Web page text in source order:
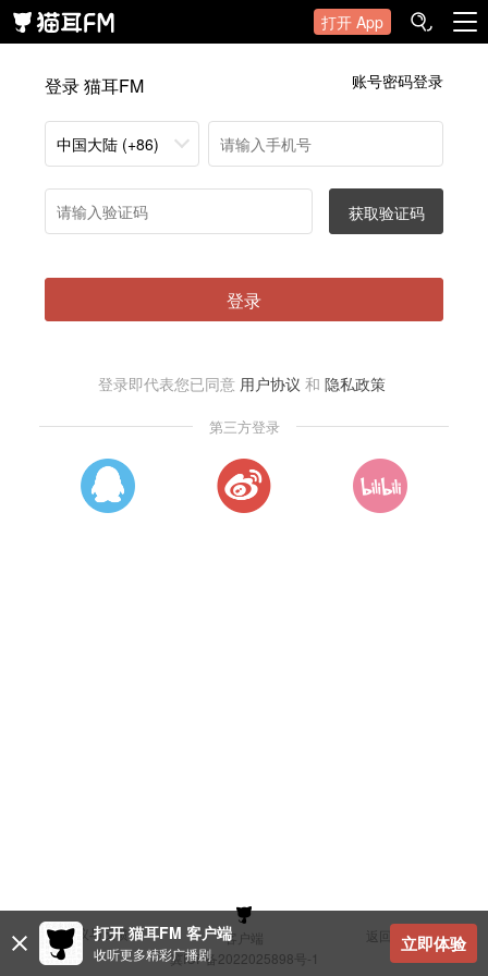
打开 App
登录 猫耳FM 账号密码登录
中国大陆 (+86)
获取验证码
登录
登录即代表您已同意 用户协议 和 隐私政策
第三方登录
建议与反馈 客户端
返回顶部
冀ICP备2022025898号-1
打开 猫耳FM 客户端
收听更多精彩广播剧 立即体验